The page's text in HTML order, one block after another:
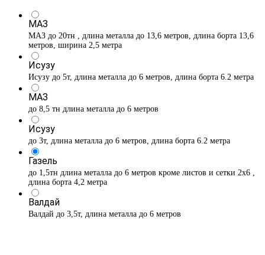
МАЗ
МАЗ до 20тн , длина металла до 13,6 метров, длина борта 13,6
метров, ширина 2,5 метра
Исузу
Исузу до 5т, длина металла до 6 метров, длина борта 6.2 метра
МАЗ
до 8,5 тн длина металла до 6 метров
Исузу
до 3т, длина металла до 6 метров, длина борта 6.2 метра
Газель
до 1,5тн длина металла до 6 метров кроме листов и сетки 2х6 ,
длина борта 4,2 метра
Валдай
Валдай до 3,5т, длина металла до 6 метров